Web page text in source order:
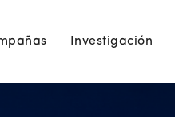
Investigación